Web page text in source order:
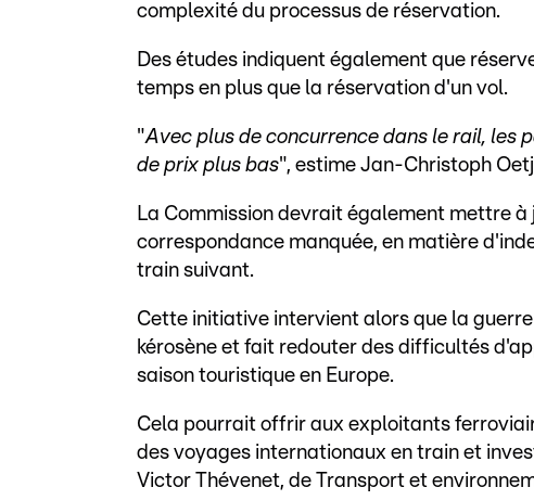
complexité du processus de réservation.
Des études indiquent également que
temps en plus que la réservation d'un vol.
"Avec plus de concurrence dans le rail, les
de prix plus bas", estime Jan-Christoph
La Commission devrait également mettre
correspondance manquée, en matière
train suivant.
Cette initiative intervient alors que la
kérosène et fait redouter des difficultés
saison touristique en Europe.
Cela pourrait offrir aux exploitants
des voyages internationaux en train et
Victor Thévenet, de Transport et